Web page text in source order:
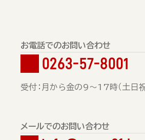
お電話でのお問い合わせ
0263-57-8001
受付：月から金の9～17時（土日祝
メールでのお問い合わせ